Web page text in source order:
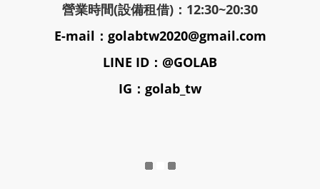
營業時間(設備租借)：12:30~20:30
E-mail：golabtw2020@gmail.com
LINE ID：@GOLAB
IG：golab_tw